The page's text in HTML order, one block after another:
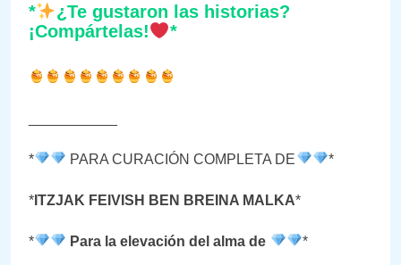
*
¿Te gustaron las historias?
¡Compártelas!
*
* PARA CURACIÓN COMPLETA DE *
* ITZJAK FEIVISH BEN BREINA MALKA*
* Para la elevación del alma de *